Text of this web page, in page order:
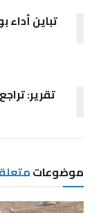
تباين
تقرير:
موضوعات